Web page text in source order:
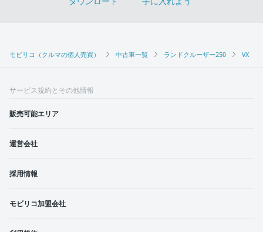
モビリコ（クルマの個人売買） 中古車一覧 ランドクルーザー250 VX
サービス規約とその他情報
販売可能エリア
運営会社
採用情報
モビリコ加盟会社